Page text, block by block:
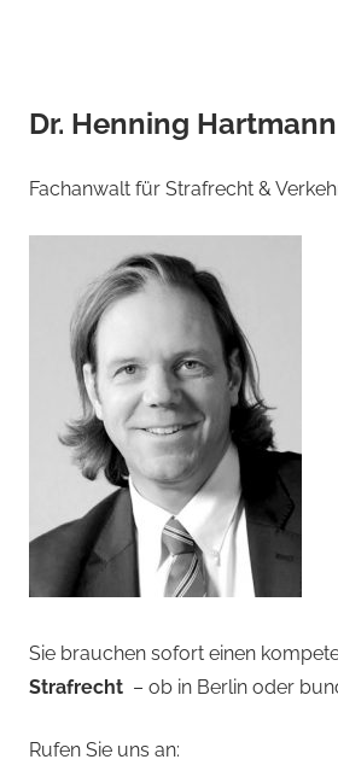
Dr. Henning Hartmann
Fachanwalt für Strafrecht &
Sie brauchen sofort einen
Strafrecht – ob in Berlin oder
Rufen Sie uns an: